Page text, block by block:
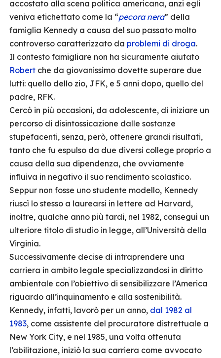
accostato alla scena politica americana, anzi egli
veniva etichettato come la “pecora nera” della
famiglia Kennedy a causa del suo passato molto
controverso caratterizzato da problemi di droga.
Il contesto famigliare non ha sicuramente aiutato
Robert che da giovanissimo dovette superare due
lutti: quello dello zio, JFK, e 5 anni dopo, quello del
padre, RFK.
Cercò in più occasioni, da adolescente, di iniziare un
percorso di disintossicazione dalle sostanze
stupefacenti, senza, però, ottenere grandi risultati,
tanto che fu espulso da due diversi college proprio a
causa della sua dipendenza, che ovviamente
influiva in negativo il suo rendimento scolastico.
Seppur non fosse uno studente modello, Kennedy
riuscì lo stesso a laurearsi in lettere ad Harvard,
inoltre, qualche anno più tardi, nel 1982, conseguì un
ulteriore titolo di studio in legge, all’Università della
Virginia.
Successivamente decise di intraprendere una
carriera in ambito legale specializzandosi in diritto
ambientale con l’obiettivo di sensibilizzare l’America
riguardo all’inquinamento e alla sostenibilità.
Kennedy, infatti, lavorò per un anno, dal 1982 al
1983, come assistente del procuratore distrettuale a
New York City, e nel 1985, una volta ottenuta
l’abilitazione, iniziò la sua carriera come avvocato